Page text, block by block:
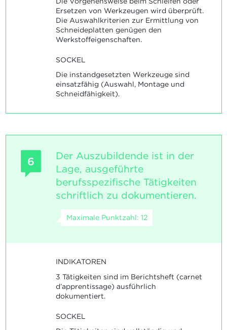
Ersetzen von Werkzeugen wird überprüft.
Die Auswahlkriterien zur Ermittlung von
Schneideplatten genügen den
Werkstoffeigenschaften.
SOCKEL
Die instandgesetzten Werkzeuge sind
einsatzfähig (Auswahl, Montage und
Schneidfähigkeit).
6
Der Auszubildende ist in der
Lage, ausgeführte
berufsspezifische Tätigkeiten
schriftlich zu dokumentieren.
Maximale Punktzahl: 12
INDIKATOREN
3 Tätigkeiten sind im Berichtsheft (carnet
d’apprentissage) ausführlich
dokumentiert.
SOCKEL